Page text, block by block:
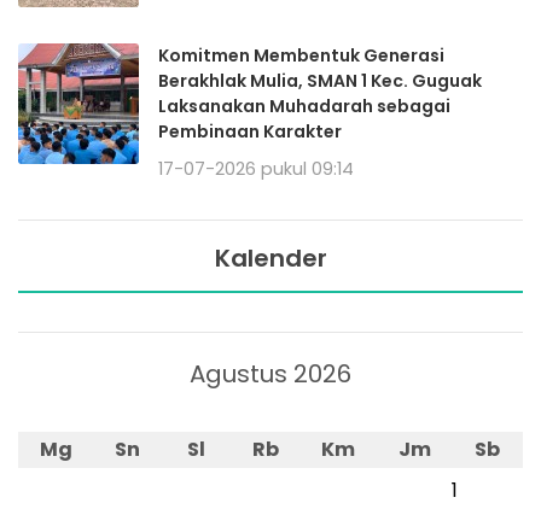
Komitmen Membentuk Generasi
Berakhlak Mulia, SMAN 1 Kec. Guguak
Laksanakan Muhadarah sebagai
Pembinaan Karakter
17-07-2026 pukul 09:14
Kalender
Agustus 2026
Mg Sn Sl Rb Km Jm
Sb
1